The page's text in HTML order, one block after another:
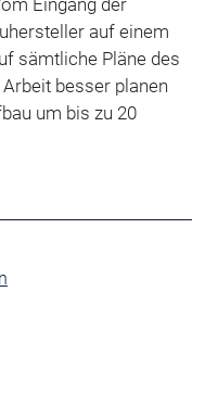
Eingang der
auf einem
sämtliche Pläne des
besser planen
um bis zu 20